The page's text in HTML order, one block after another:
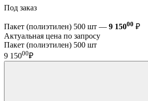
Под заказ
Пакет (полиэтилен) 500 шт — 9 15000 ₽
Актуальная цена по запросу
Пакет (полиэтилен) 500 шт
9 15000₽